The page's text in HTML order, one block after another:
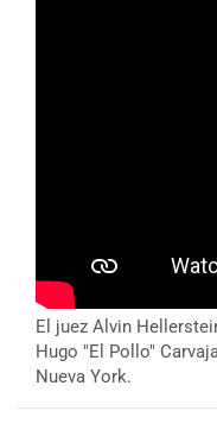
El juez Alvin
Hugo "El Pollo"
Nueva York.